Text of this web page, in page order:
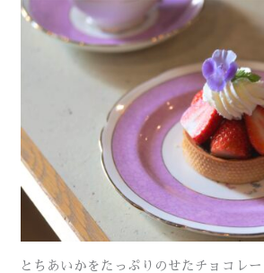
とちあいかをたっぷりのせたチョコレー